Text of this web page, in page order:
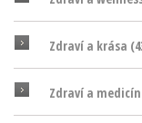
Zdraví a krása
Zdraví a